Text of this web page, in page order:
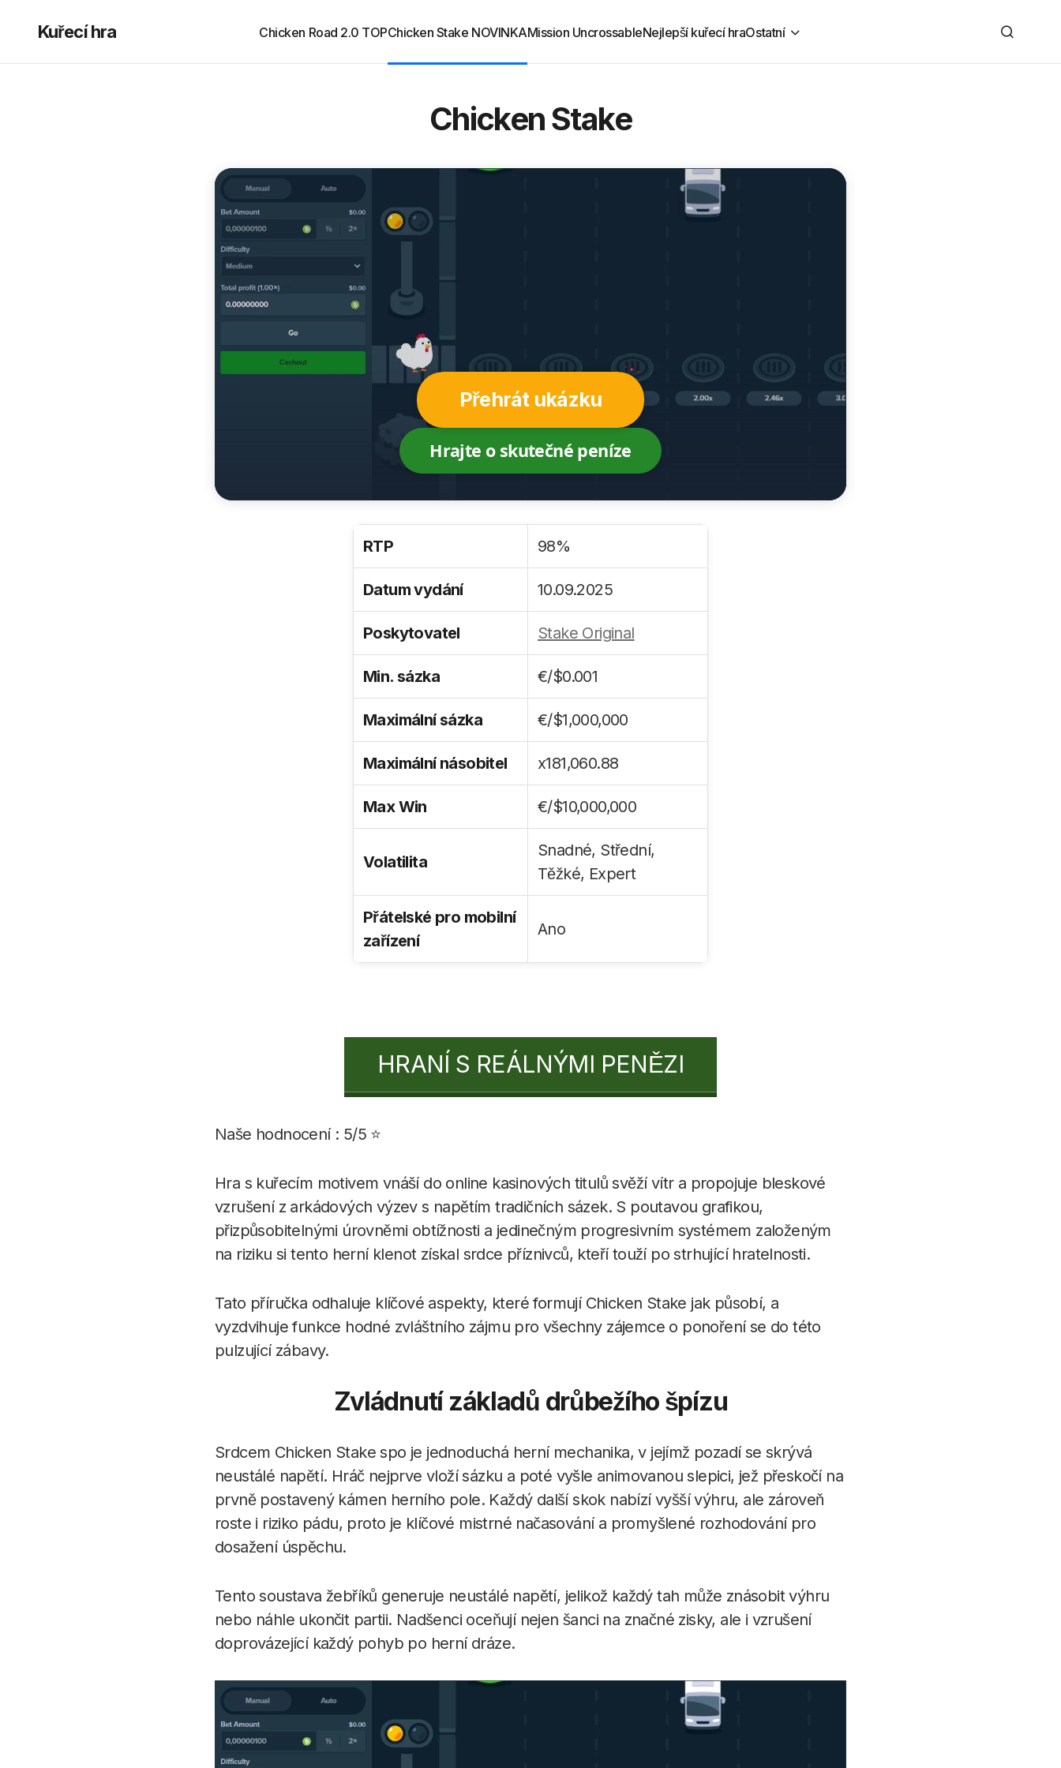
Kuřecí hra Chicken Road 2.0 TOPChicken Stake NOVINKAMission UncrossableNejlepší kuřecí hraOstatní
Chicken Stake
Přehrát ukázku
Hrajte o skutečné peníze
RTP 98%
Datum vydání 10.09.2025
Poskytovatel Stake Original
Min. sázka €/$0.001
Maximální sázka €/$1,000,000
Maximální násobitel x181,060.88
Max Win €/$10,000,000
Volatilita
Snadné, Střední,
Těžké, Expert
Přátelské pro mobilní
zařízení
Ano
HRANÍ S REÁLNÝMI PENĚZI
Naše hodnocení : 5/5 ⭐
Hra s kuřecím motivem vnáší do online kasinových titulů svěží vítr a propojuje bleskové
vzrušení z arkádových výzev s napětím tradičních sázek. S poutavou grafikou,
přizpůsobitelnými úrovněmi obtížnosti a jedinečným progresivním systémem založeným
na riziku si tento herní klenot získal srdce příznivců, kteří touží po strhující hratelnosti.
Tato příručka odhaluje klíčové aspekty, které formují Chicken Stake jak působí, a
vyzdvihuje funkce hodné zvláštního zájmu pro všechny zájemce o ponoření se do této
pulzující zábavy.
Zvládnutí základů drůbežího špízu
Srdcem Chicken Stake spo je jednoduchá herní mechanika, v jejímž pozadí se skrývá
neustálé napětí. Hráč nejprve vloží sázku a poté vyšle animovanou slepici, jež přeskočí na
prvně postavený kámen herního pole. Každý další skok nabízí vyšší výhru, ale zároveň
roste i riziko pádu, proto je klíčové mistrné načasování a promyšlené rozhodování pro
dosažení úspěchu.
Tento soustava žebříků generuje neustálé napětí, jelikož každý tah může znásobit výhru
nebo náhle ukončit partii. Nadšenci oceňují nejen šanci na značné zisky, ale i vzrušení
doprovázející každý pohyb po herní dráze.